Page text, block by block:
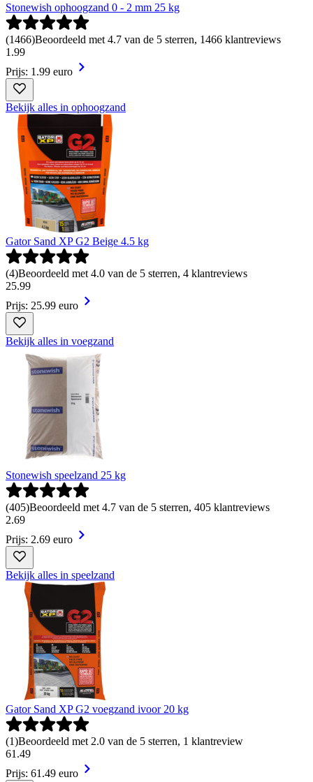
Stonewish ophoogzand 0 - 2 mm 25 kg
(1466)Beoordeeld met 4.7 van de 5 sterren, 1466 klantreviews
1 .99
Prijs: 1.99 euro
Bekijk alles in ophoogzand
Gator Sand XP G2 Beige 4.5 kg
(4)Beoordeeld met 4.0 van de 5 sterren, 4 klantreviews
25.99
Prijs: 25.99 euro
Bekijk alles in voegzand
Stonewish speelzand 25 kg
(405)Beoordeeld met 4.7 van de 5 sterren, 405 klantreviews
2.69
Prijs: 2.69 euro
Bekijk alles in speelzand
Gator Sand XP G2 voegzand ivoor 20 kg
(1)Beoordeeld met 2.0 van de 5 sterren, 1 klantreview
61 .49
Prijs: 61.49 euro